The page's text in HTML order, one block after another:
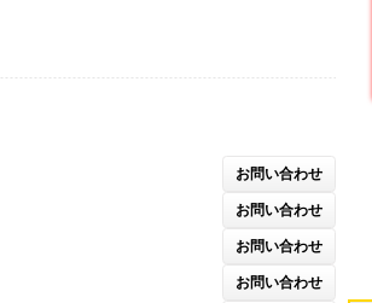
お問い合わせ
お問い合わせ
お問い合わせ
お問い合わせ